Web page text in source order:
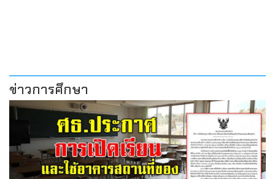
ข่าวการศึกษา